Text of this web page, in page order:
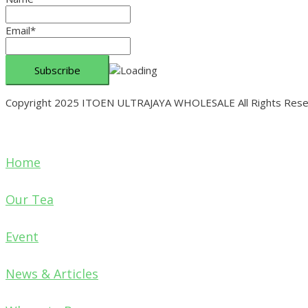
Email*
Copyright 2025 ITOEN ULTRAJAYA WHOLESALE All Rights
Home
Our Tea
Event
News & Articles